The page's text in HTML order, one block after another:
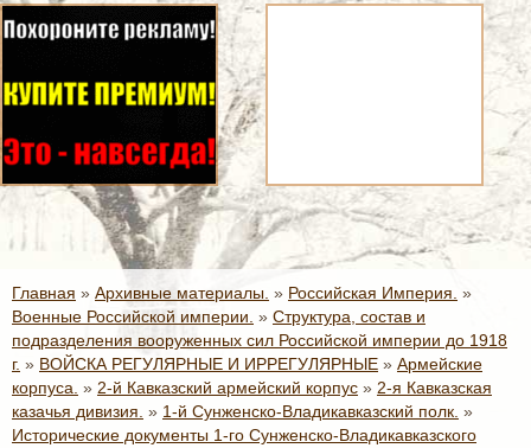
Главная » Архивные материалы. » Российская Империя. »
Военные Российской империи. » Структура, состав и
подразделения вооруженных сил Российской империи до 1918
г. » ВОЙСКА РЕГУЛЯРНЫЕ И ИРРЕГУЛЯРНЫЕ » Армейские
корпуса. » 2-й Кавказский армейский корпус » 2-я Кавказская
казачья дивизия. » 1-й Сунженско-Владикавказский полк. »
Исторические документы 1-го Сунженско-Владикавказского